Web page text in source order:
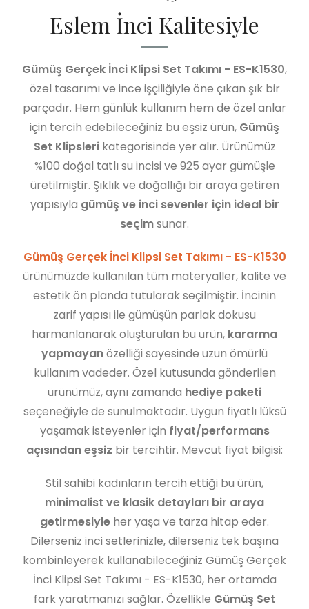
Eslem İnci Kalitesiyle
Gümüş Gerçek İnci Klipsi Set Takımı - ES-K1530,
özel tasarımı ve ince işçiliğiyle öne çıkan şık bir
parçadır. Hem günlük kullanım hem de özel anlar
için tercih edebileceğiniz bu eşsiz ürün, Gümüş
Set Klipslerikategorisinde yer alır. Ürünümüz
%100 doğal tatlı su incisi ve 925 ayar gümüşle
üretilmiştir. Şıklık ve doğallığı bir araya getiren
yapısıyla gümüş ve inci sevenler için ideal bir
seçimsunar.
Gümüş Gerçek İnci Klipsi Set Takımı - ES-K1530
ürünümüzde kullanılan tüm materyaller, kalite ve
estetik ön planda tutularak seçilmiştir. İncinin
zarif yapısı ile gümüşün parlak dokusu
harmanlanarak oluşturulan bu ürün, kararma
yapmayanözelliği sayesinde uzun ömürlü
kullanım vadeder. Özel kutusunda gönderilen
ürünümüz, aynı zamanda hediye paketi
seçeneğiyle de sunulmaktadır. Uygun fiyatlı lüksü
yaşamak isteyenler için fiyat/performans
açısından eşsiz bir tercihtir. Mevcut fiyat bilgisi:
Stil sahibi kadınların tercih ettiği bu ürün,
minimalist ve klasik detayları bir araya
getirmesiyle her yaşa ve tarza hitap eder.
Dilerseniz inci setlerinizle, dilerseniz tek başına
kombinleyerek kullanabileceğiniz Gümüş Gerçek
İnci Klipsi Set Takımı - ES-K1530, her ortamda
fark yaratmanızı sağlar. Özellikle Gümüş Set